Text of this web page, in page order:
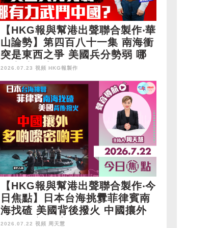
【HKG報與幫港出聲聯合製作‧華
山論勢】第四百八十一集 南海衝
突是東西之爭 美國兵分勢弱 哪
有力武鬥中國？
2026.07.23 視頻 HKG報製作
【HKG報與幫港出聲聯合製作‧今
日焦點】日本台海挑釁菲律賓南
海找碴 美國背後撥火 中國攘外
多啲嚟密啲手
2026.07.22 視頻 周天慧